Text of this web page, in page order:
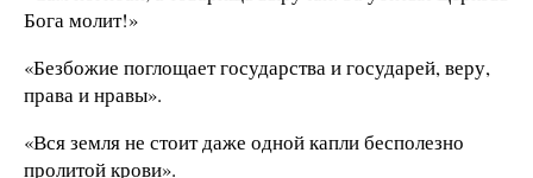
Бога молит!»
«Безбожие поглощает государства и государей, веру,
права и нравы».
«Вся земля не стоит даже одной капли бесполезно
пролитой крови».